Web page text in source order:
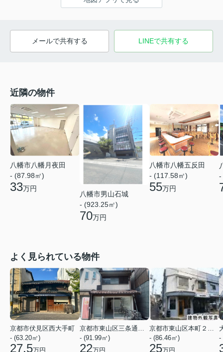
メールで共有する LINEで共有する
近隣の物件
八幡市八幡月夜田
- (87.98㎡)
33万円
八幡市男山石城
- (923.25㎡)
70万円
八幡市八幡五反田
- (117.58㎡)
55万円
-
よく見られている物件
京都市伏見区西大手町
- (63.20㎡)
27.5万円
- (91.99㎡)
22万円
- (86.46㎡)
25万円
-